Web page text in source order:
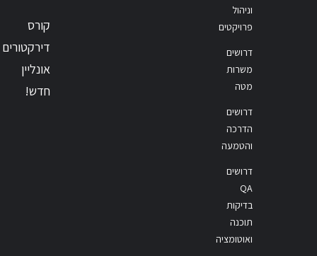
וניהול
פרויקטים
דרושים
משרות
מטה
דרושים
הדרכה
והטמעה
דרושים
QA
בדיקות
תוכנה
ואוטומציה
קורס
דירקטורים
אונליין
חדש!